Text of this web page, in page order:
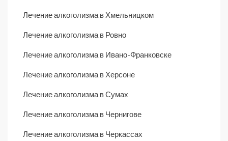
Лечение алкоголизма в Хмельницком
Лечение алкоголизма в Ровно
Лечение алкоголизма в Ивано-Франковске
Лечение алкоголизма в Херсоне
Лечение алкоголизма в Сумах
Лечение алкоголизма в Чернигове
Лечение алкоголизма в Черкассах